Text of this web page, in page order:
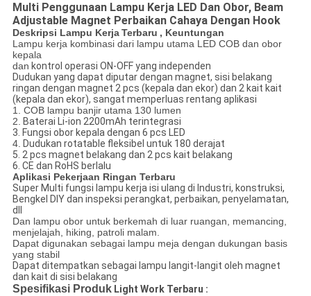
Multi Penggunaan Lampu Kerja LED Dan Obor, Beam
Adjustable Magnet Perbaikan Cahaya Dengan Hook
Deskripsi Lampu KerjaTerbaru , Keuntungan
Lampu kerja kombinasi dari lampu utama LED COB dan obor
kepala
dan kontrol operasi ON-OFF yang independen
Dudukan yang dapat diputar dengan magnet, sisi belakang
ringan dengan magnet 2 pcs (kepala dan ekor) dan 2 kait kait
(kepala dan ekor), sangat memperluas rentang aplikasi
1. COB lampu banjir utama 130 lumen
2. Baterai Li-ion 2200mAh terintegrasi
3. Fungsi obor kepala dengan 6 pcs LED
4. Dudukan rotatable fleksibel untuk 180 derajat
5. 2 pcs magnet belakang dan 2 pcs kait belakang
6. CE dan RoHS berlalu
Aplikasi Pekerjaan Ringan Terbaru
Super Multi fungsi lampu kerja isi ulang di Industri, konstruksi,
Bengkel DIY dan inspeksi perangkat, perbaikan, penyelamatan,
dll
Dan lampu obor untuk berkemah di luar ruangan, memancing,
menjelajah, hiking, patroli malam.
Dapat digunakan sebagai lampu meja dengan dukungan basis
yang stabil
Dapat ditempatkan sebagai lampu langit-langit oleh magnet
dan kait di sisi belakang
Spesifikasi Produk Light Work Terbaru :